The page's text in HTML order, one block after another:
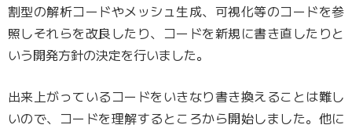
割型の解析コードやメッシュ生成、可視化等のコードを参
照しそれらを改良したり、コードを新規に書き直したりと
いう開発方針の決定を行いました。
出来上がっているコードをいきなり書き換えることは難し
いので、コードを理解するところから開始しました。他に